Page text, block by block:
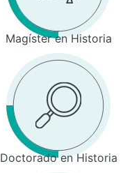
Magíster en Historia
Doctorado en Historia